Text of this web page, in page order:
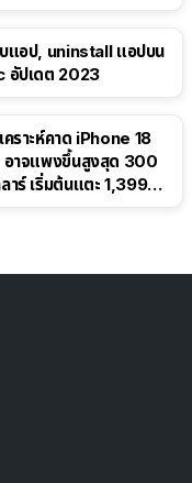
แอป, uninstall แอปบน
อัปเดต 2023
คราะห์คาด iPhone 18
อาจแพงขึ้นสูงสุด 300
าร์ เริ่มต้นแตะ 1,399